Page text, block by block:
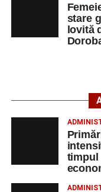
fi surprins și
care traversa strada
În urma
Motociclistul a fost
fiind negativ.
Polițiștii continuă
împrejurărilor în
dosar penal
vătămare corporală
stare
lovită
timpul